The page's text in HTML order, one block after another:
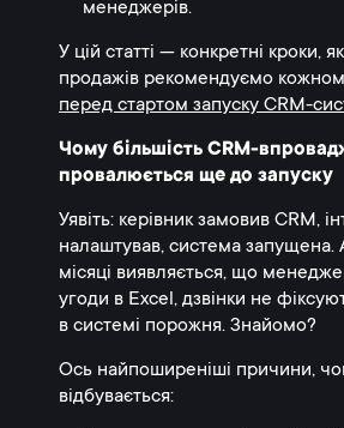
менеджерів.
У цій статті — конкретні кроки,
продажів рекомендуємо
перед стартом запуску CRM-
Чому більшість CRM-
провалюється ще до запуску
Уявіть: керівник замовив CRM,
налаштував, система запущена.
місяці виявляється, що
угоди в Excel, дзвінки не
в системі порожня. Знайомо?
Ось найпоширеніші причини,
відбувається: